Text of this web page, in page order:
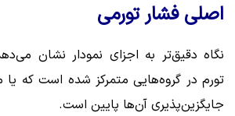
اصلی فشار تورمی
نگاه دقیق‌تر به اجزای نمودار نشان
تورم در گروه‌هایی متمرکز شده است که یا
جایگزین‌پذیری آن‌ها پایین است.